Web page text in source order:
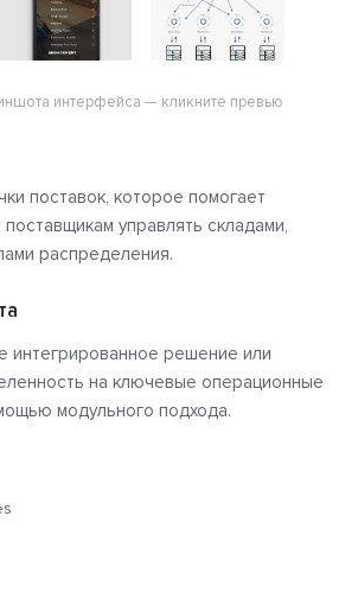
интерфейса — кликните превью
поставок, которое помогает
управлять складами,
распределения.
интегрированное решение или
на ключевые операционные
модульного подхода.